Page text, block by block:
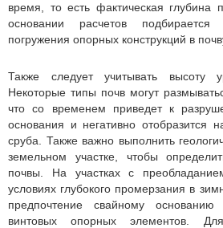
время, то есть фактическая глубина
основании расчетов подбирается
погружения опорных конструкций в
Также следует учитывать высоту
Некоторые типы почв могут
что со временем приведет к
основания и негативно отобразится
сруба. Также важно выполнить
земельном участке, чтобы
почвы. На участках с
условиях глубокого промерзания в
предпочтение свайному
винтовых опорных элементов.